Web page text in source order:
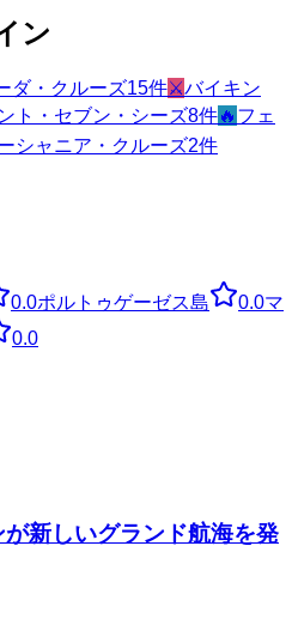
ン
ダ・クルーズ15件⚔️バイキン
ト・セブン・シーズ8件🔥 フェ
シャニア・クルーズ2件
0.0ポルトゥゲーゼス島 0.0マ
0.0
新しいグランド航海を発